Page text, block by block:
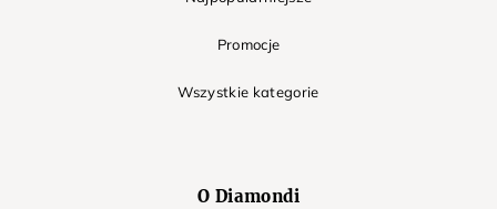
Promocje
Wszystkie kategorie
O Diamondi